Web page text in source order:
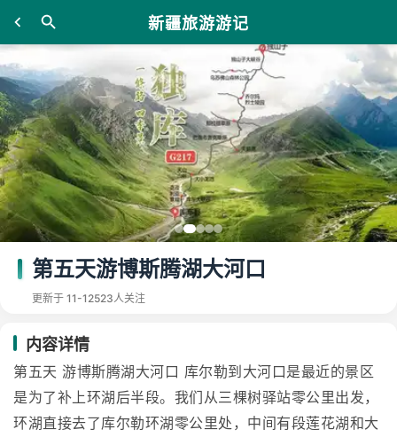
新疆旅游游记
第五天游博斯腾湖大河口
更新于 11-12523人关注
内容详情
第五天 游博斯腾湖大河口 库尔勒到大河口是最近的景区
是为了补上环湖后半段。我们从三棵树驿站零公里出发，
环湖直接去了库尔勒环湖零公里处，中间有段莲花湖和大